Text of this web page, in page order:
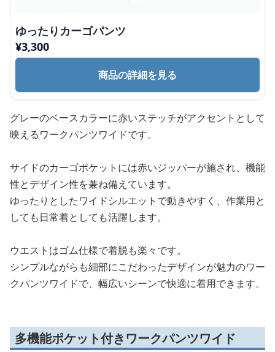
ゆったりカーゴパンツ
¥3,300
商品の詳細を見る
グレーのベースカラーに赤いステッチがアクセントとして
映えるワークパンツワイドです。
サイドのカーゴポケットには赤いジッパーが施され、機能
性とデザイン性を兼ね備えています。
ゆったりとしたワイドシルエットで動きやすく、作業用と
しても日常着としても活躍します。
ウエストはゴム仕様で着脱も楽々です。
シンプルながらも細部にこだわったデザインが魅力のワー
クパンツワイドで、幅広いシーンで快適に着用できます。
多機能ポケット付きワークパンツワイド